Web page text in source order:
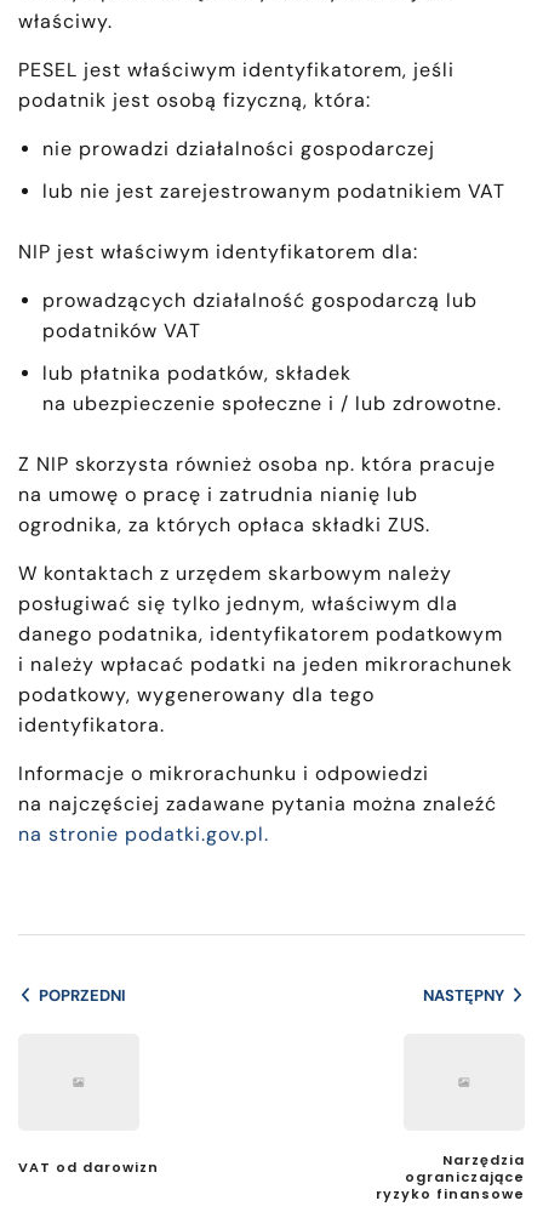
właściwy.
PESEL jest właściwym identyfikatorem, jeśli
podatnik jest osobą fizyczną, która:
nie prowadzi działalności gospodarczej
lub nie jest zarejestrowanym podatnikiem VAT
NIP jest właściwym identyfikatorem dla:
prowadzących działalność gospodarczą lub
podatników VAT
lub płatnika podatków, składek
na ubezpieczenie społeczne i / lub zdrowotne.
Z NIP skorzysta również osoba np. która pracuje
na umowę o pracę i zatrudnia nianię lub
ogrodnika, za których opłaca składki ZUS.
W kontaktach z urzędem skarbowym należy
posługiwać się tylko jednym, właściwym dla
danego podatnika, identyfikatorem podatkowym
i należy wpłacać podatki na jeden mikrorachunek
podatkowy, wygenerowany dla tego
identyfikatora.
Informacje o mikrorachunku i odpowiedzi
na najczęściej zadawane pytania można znaleźć
na stronie podatki.gov.pl.
POPRZEDNI
VAT od darowizn
NASTĘPNY
Narzędzia
ograniczające
ryzyko finansowe